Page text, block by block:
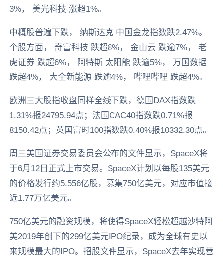
3%， 美光科技 涨超1%。
中概股普遍下跌， 纳斯达克 中国金龙指数跌2.47%。
个股方面， 奇富科技 跌超8%， 金山云 跌逾7%， 老
虎证券 跌超6%， 阿特斯 太阳能 跌逾5%， 万国数据
跌超4%， 大全新能源 跌逾4%， 哔哩哔哩 跌超4%。
欧洲三大股指收盘同样全线下跌，德国DAX指数跌
1.31%报24795.94点；法国CAC40指数跌0.71%报
8150.42点；英国富时100指数跌0.40%报10332.30点。
周三美国证券交易委员会公布的文件显示，SpaceX将
于6月12日正式上市交易。SpaceX计划以每股135美元
的价格发行约5.556亿股，募集750亿美元，对应市值接
近1.77万亿美元。
750亿美元的融资规模，将使得SpaceX轻松超越沙特阿
美2019年创下的299亿美元IPO纪录，成为全球有史以
来规模最大的IPO。招股文件显示，SpaceX去年实现营